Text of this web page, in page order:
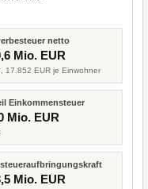
netto
Mio. EUR
17.852 EUR je Einwohner
Einkommensteuer
Mio. EUR
Mio. EUR